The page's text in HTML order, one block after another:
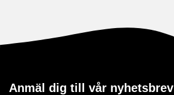
Anmäl dig till vår nyhetsbrev